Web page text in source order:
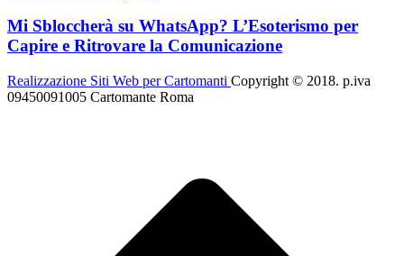
Mi Sbloccherà su WhatsApp? L’Esoterismo per
Capire e Ritrovare la Comunicazione
Realizzazione Siti Web per Cartomanti Copyright © 2018. p.iva
09450091005 Cartomante Roma